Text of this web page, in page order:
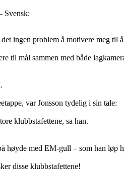
Svensk:
ingen problem å motivere meg til
til mål sammen med både
var Jonsson tydelig i sin tale:
klubbstafettene, sa han.
høyde med EM-gull – som han løp
disse klubbstafettene!